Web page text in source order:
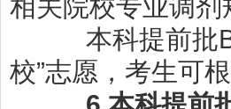
相关院校专业调剂
本科提前批
校”志愿，考生可